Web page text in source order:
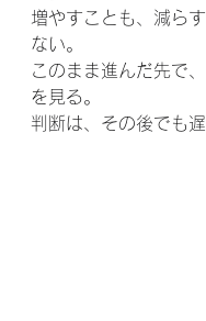
増やすことも、減ら
ない。
このまま進んだ先で
を見る。
判断は、その後でも遅